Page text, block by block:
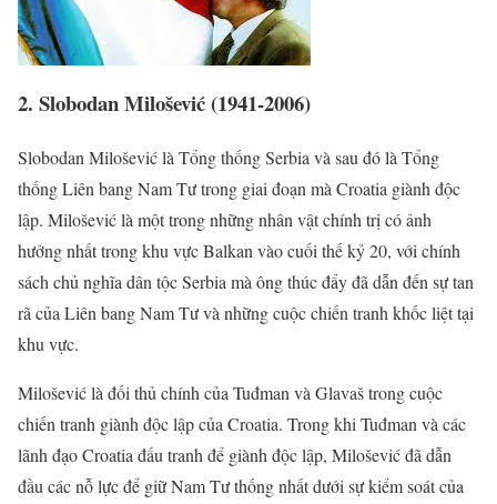
2. Slobodan Milošević (1941-2006)
Slobodan Milošević là Tổng thống Serbia và sau đó là Tổng
thống Liên bang Nam Tư trong giai đoạn mà Croatia giành độc
lập. Milošević là một trong những nhân vật chính trị có ảnh
hưởng nhất trong khu vực Balkan vào cuối thế kỷ 20, với chính
sách chủ nghĩa dân tộc Serbia mà ông thúc đẩy đã dẫn đến sự tan
rã của Liên bang Nam Tư và những cuộc chiến tranh khốc liệt tại
khu vực.
Milošević là đối thủ chính của Tuđman và Glavaš trong cuộc
chiến tranh giành độc lập của Croatia. Trong khi Tuđman và các
lãnh đạo Croatia đấu tranh để giành độc lập, Milošević đã dẫn
đầu các nỗ lực để giữ Nam Tư thống nhất dưới sự kiểm soát của